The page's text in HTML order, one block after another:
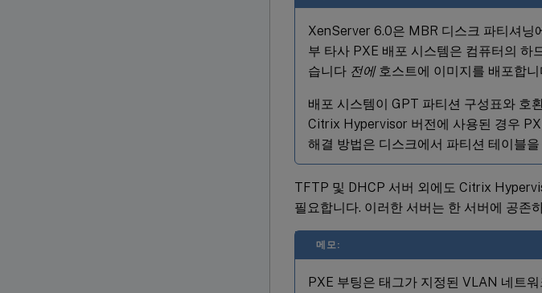
XenServer 6.0은 MBR 디스크 파티셔닝
부 타사 PXE 배포 시스템은 컴퓨터의 하
습니다 전에호스트에 이미지를 배포합니
배포 시스템이 GPT 파티션 구성표와 호
Citrix Hypervisor 버전에 사용된 경우
해결 방법은 디스크에서 파티션 테이블
TFTP 및 DHCP 서버 외에도 Citrix
필요합니다. 이러한 서버는 한 서버에 공존
메모:
PXE 부팅은 태그가 지정된 VLAN 네트